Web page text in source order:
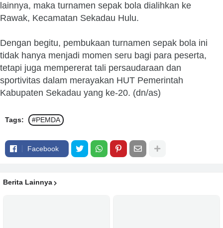
lainnya, maka turnamen sepak bola dialihkan ke
Rawak, Kecamatan Sekadau Hulu.
Dengan begitu, pembukaan turnamen sepak bola ini
tidak hanya menjadi momen seru bagi para peserta,
tetapi juga mempererat tali persaudaraan dan
sportivitas dalam merayakan HUT Pemerintah
Kabupaten Sekadau yang ke-20. (dn/as)
Tags: #PEMDA
Facebook
Berita Lainnya